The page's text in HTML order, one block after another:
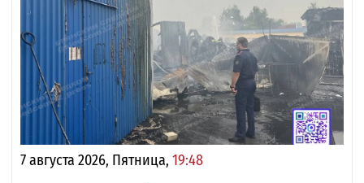
7 августа 2026, Пятница, 19:48